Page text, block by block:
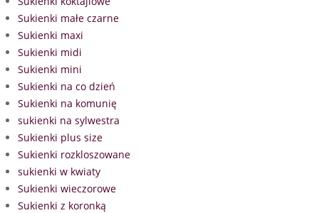
Sukienki małe czarne
Sukienki maxi
Sukienki midi
Sukienki mini
Sukienki na co dzień
Sukienki na komunię
sukienki na sylwestra
Sukienki plus size
Sukienki rozkloszowane
sukienki w kwiaty
Sukienki wieczorowe
Sukienki z koronką